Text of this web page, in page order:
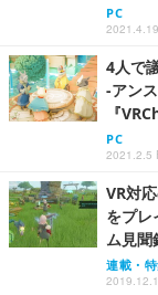
PC
4人で
-アン
『
PC
2021.2.5
VR対
をプレ
ム見聞
連載・